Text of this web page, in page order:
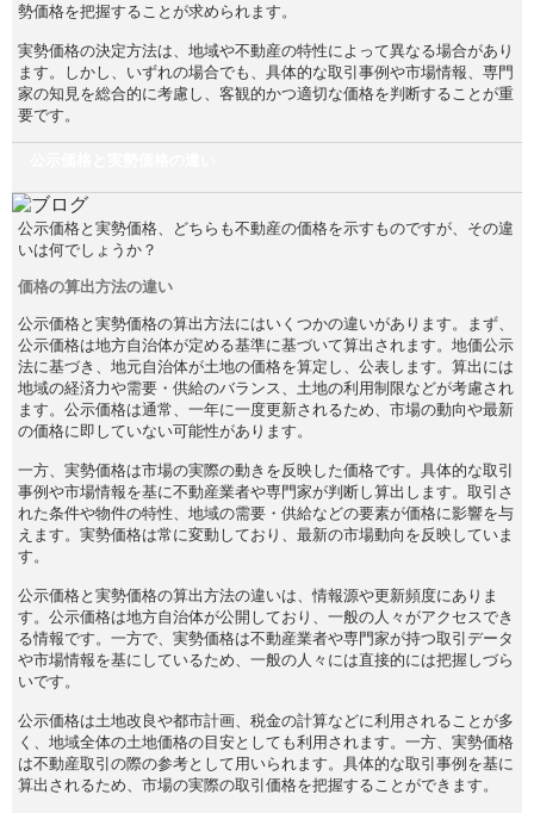
勢価格を把握することが求められます。
実勢価格の決定方法は、地域や不動産の特性によって異なる場合があり
ます。しかし、いずれの場合でも、具体的な取引事例や市場情報、専門
家の知見を総合的に考慮し、客観的かつ適切な価格を判断することが重
要です。
公示価格と実勢価格、どちらも不動産の価格を示すものですが、その違
いは何でしょうか？
価格の算出方法の違い
公示価格と実勢価格の算出方法にはいくつかの違いがあります。まず、
公示価格は地方自治体が定める基準に基づいて算出されます。地価公示
法に基づき、地元自治体が土地の価格を算定し、公表します。算出には
地域の経済力や需要・供給のバランス、土地の利用制限などが考慮され
ます。公示価格は通常、一年に一度更新されるため、市場の動向や最新
の価格に即していない可能性があります。
一方、実勢価格は市場の実際の動きを反映した価格です。具体的な取引
事例や市場情報を基に不動産業者や専門家が判断し算出します。取引さ
れた条件や物件の特性、地域の需要・供給などの要素が価格に影響を与
えます。実勢価格は常に変動しており、最新の市場動向を反映していま
す。
公示価格と実勢価格の算出方法の違いは、情報源や更新頻度にありま
す。公示価格は地方自治体が公開しており、一般の人々がアクセスでき
る情報です。一方で、実勢価格は不動産業者や専門家が持つ取引データ
や市場情報を基にしているため、一般の人々には直接的には把握しづら
いです。
公示価格は土地改良や都市計画、税金の計算などに利用されることが多
く、地域全体の土地価格の目安としても利用されます。一方、実勢価格
は不動産取引の際の参考として用いられます。具体的な取引事例を基に
算出されるため、市場の実際の取引価格を把握することができます。